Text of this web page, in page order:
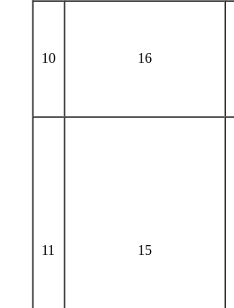
10 16
11 15